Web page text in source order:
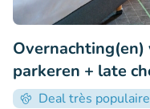
parkeren + late
Deal très populaire